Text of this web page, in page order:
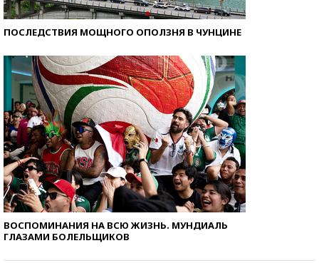
ПОСЛЕДСТВИЯ МОЩНОГО ОПОЛЗНЯ В ЧУНЦИНЕ
ВОСПОМИНАНИЯ НА ВСЮ ЖИЗНЬ. МУНДИАЛЬ
ГЛАЗАМИ БОЛЕЛЬЩИКОВ